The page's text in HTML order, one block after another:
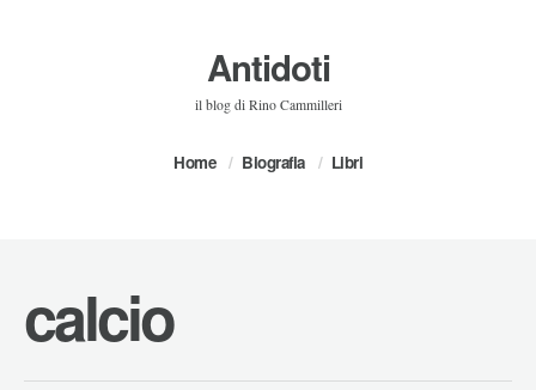
Antidoti
il blog di Rino Cammilleri
Home Biografia Libri
calcio